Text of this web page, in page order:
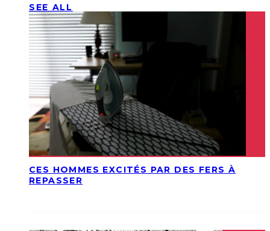
SEE ALL
CES HOMMES EXCITÉS PAR DES FERS À
REPASSER